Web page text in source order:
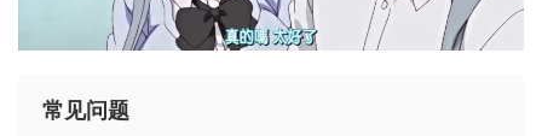
常见问题